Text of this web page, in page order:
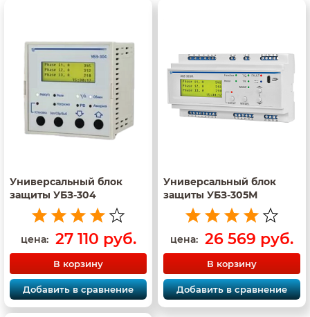
Универсальный блок
защиты УБЗ-304
цена: 27 110 руб.
В корзину
Добавить в сравнение
Универсальный блок
защиты УБЗ-305М
цена: 26 569 руб.
В корзину
Добавить в сравнение